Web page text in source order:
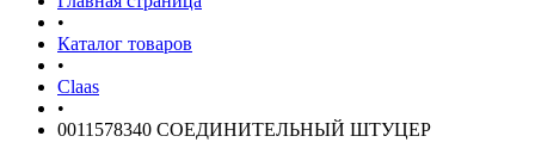
•
Каталог товаров
•
Claas
•
0011578340 СОЕДИНИТЕЛЬНЫЙ ШТУЦЕР